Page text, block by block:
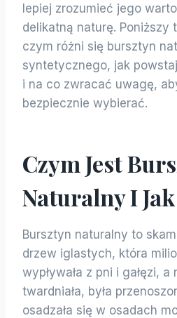
lepiej zrozumieć jego
delikatną naturę. Poniższy
czym różni się bursztyn
syntetycznego, jak
i na co zwracać uwagę,
bezpiecznie wybierać.
Czym Jest
Naturalny I
Bursztyn naturalny to
drzew iglastych, która
wypływała z pni i gałęzi, a
twardniała, była
osadzała się w osadach